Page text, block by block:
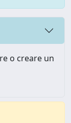
o creare un